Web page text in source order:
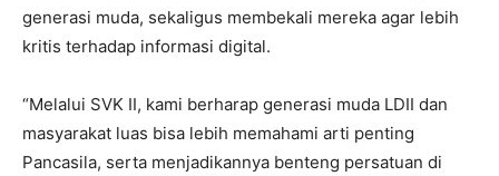
generasi muda, sekaligus membekali mereka agar lebih
kritis terhadap informasi digital.
“Melalui SVK II, kami berharap generasi muda LDII dan
masyarakat luas bisa lebih memahami arti penting
Pancasila, serta menjadikannya benteng persatuan di